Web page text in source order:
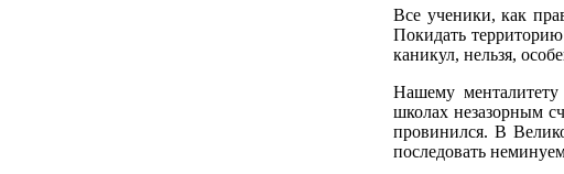
Все ученики, как
Покидать
каникул, нельзя,
Нашему
школах незазорным
провинился. В
последовать